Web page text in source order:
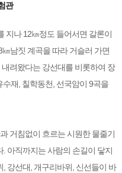
관
지나 12㎞정도 들어서면 갈론이
남짓 계곡을 따라 거슬러 가면
려왔다는 강선대를 비롯하여 장
재, 칠학동천, 선국암이 9곡을
거침없이 흐르는 시원한 물줄기
아직까지는 사람의 손길이 닿지
강선대, 개구리바위, 신선들이 바